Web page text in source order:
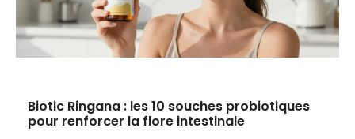
Biotic Ringana : les 10 souches probiotiques
pour renforcer la flore intestinale